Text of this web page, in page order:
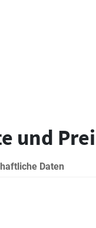
und
Daten